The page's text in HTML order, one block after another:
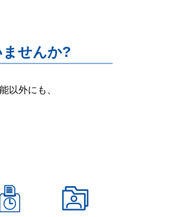
せんか?
以外にも、